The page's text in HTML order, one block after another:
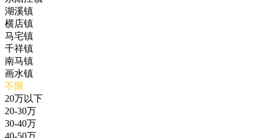
湖溪镇
横店镇
马宅镇
千祥镇
南马镇
画水镇
不限
20万以下
20-30万
30-40万
40-50万